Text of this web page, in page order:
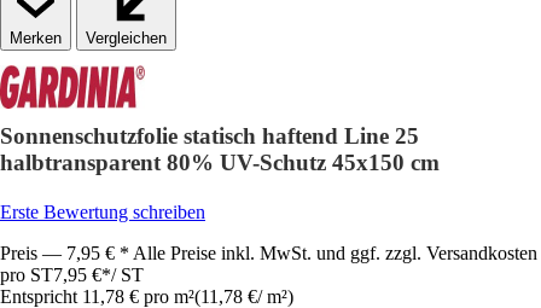
Vergleichen
Sonnenschutzfolie statisch haftend Line 25
halbtransparent 80% UV-Schutz 45x150 cm
Erste Bewertung schreiben
Preis — 7,95 € * Alle Preise inkl. MwSt. und ggf. zzgl. Versandkosten
pro ST7,95 €*/ ST
Entspricht 11,78 € pro m²(11,78 €/ m²)